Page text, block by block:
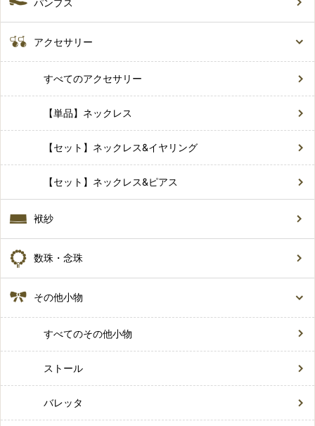
アクセサリー
すべてのアクセサリー
【単品】ネックレス
【セット】ネックレス&イヤリング
【セット】ネックレス&ピアス
袱紗
数珠・念珠
その他小物
すべてのその他小物
ストール
バレッタ